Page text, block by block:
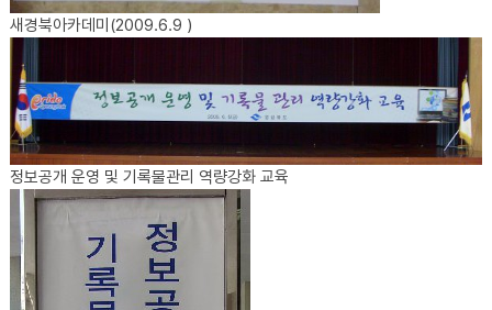
새경북아카데미(2009.6.9 )
정보공개 운영 및 기록물관리 역량강화 교육